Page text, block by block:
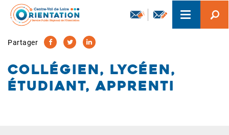
Aller
contenu
principal
Toggle
navigation
Partager
Collégien, lycéen,
étudiant, apprenti